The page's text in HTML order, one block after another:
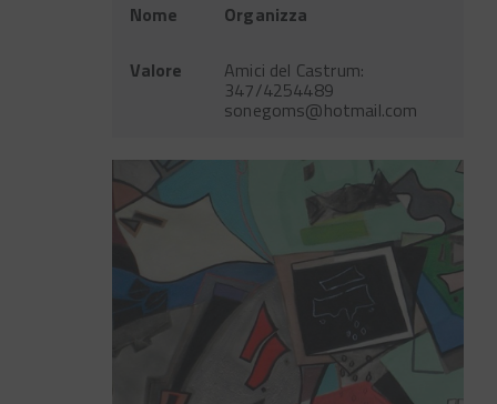
Nome Organizza
Valore Amici del Castrum:
347/4254489
sonegoms@hotmail.com